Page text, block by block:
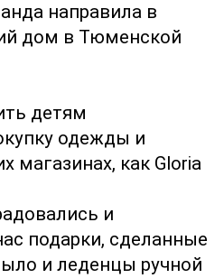
направила в
дом в Тюменской
детям
одежды и
магазинах, как Gloria
и
подарки, сделанные
и леденцы ручной